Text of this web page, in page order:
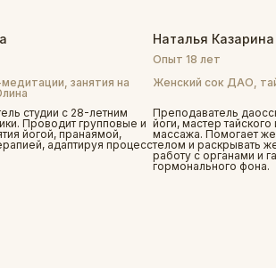
студии с 28-летним
Проводит групповые и
йогой, пранаямой,
адаптируя процесс
занятия на
Наталья Казарина
Преподаватель
йоги, мастер тайского
массажа. Помогает
телом и раскрывать
работу с органами и
гормонального фона.
Женский сок ДАО,
Опыт 18 лет